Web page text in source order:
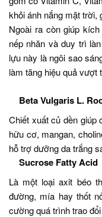
khỏi ánh nắng mặt trời,
Ngoài ra còn giúp
nếp nhăn và duy trì
lựu này là ngôi sao
làm tăng hiệu quả vượt
Beta Vulgaris L.
Chiết xuất củ dền giúp
hữu cơ, mangan,
hỗ trợ dưỡng da trắng
Sucrose Fatty Acid
Là một loại axit béo
đường, mía hay thốt
cường quá trình trao